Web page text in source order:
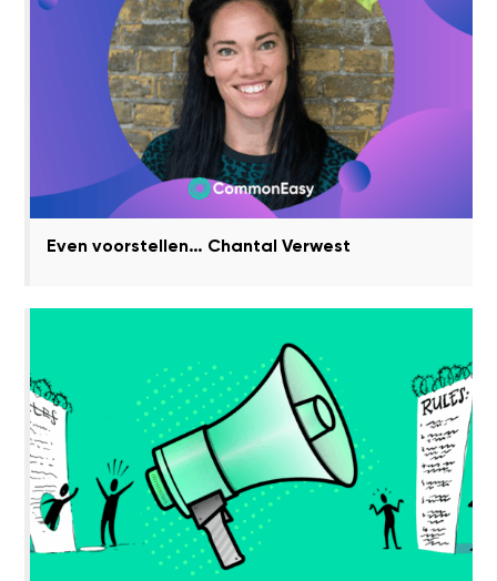
Even voorstellen… Chantal Verwest